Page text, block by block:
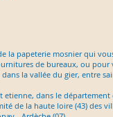
la papeterie mosnier qui
de bureaux, ou pour
la vallée du gier, entre
etienne, dans le
de la haute loire (43) des